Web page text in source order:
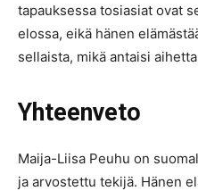
tapauksessa tosiasiat ovat
elossa, eikä hänen
sellaista, mikä antaisi
Yhteenveto
Maija-Liisa Peuhu on
ja arvostettu tekijä. Hänen